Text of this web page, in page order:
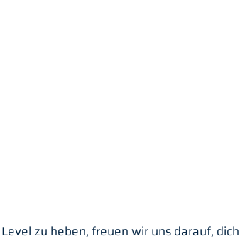
zu heben, freuen wir uns darauf, dich